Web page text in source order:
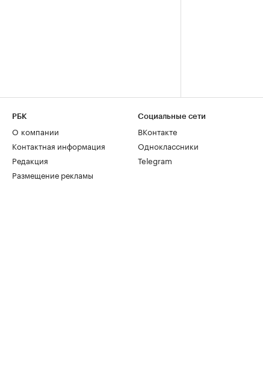
РБК
О компании
Контактная информация
Редакция
Размещение рекламы
Социальные сети
ВКонтакте
Одноклассники
Telegram